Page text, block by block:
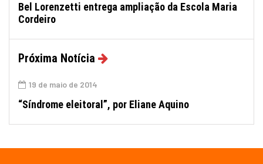
Bel Lorenzetti entrega ampliação da Escola Maria
Cordeiro
Próxima Notícia
19 de maio de 2014
“Síndrome eleitoral”, por Eliane Aquino